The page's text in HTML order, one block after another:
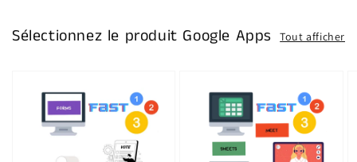
Sélectionnez le produit Google Apps Tout afficher